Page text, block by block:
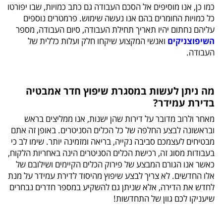
כמו כן, אנו מוסיפים אל הסכם העבודה גם כתב כמויות, שבו יפורטו
כל כמויות החומרים בהם אנו נעשה שימוש. פרמטרים נוספים
עליהם נחתום יהיו תאריך תחילת העבודה, סיום העבודה, מספר
השיפוצניקים ואנשי המקצוע שיקחו חלק ועלות כללית של
העבודה.
מה ניתן לעשות במסגרת שיפוץ חדר אמבטיה
בדירת עמידר?
מאחר ולרוב מדובר על דירות שהן ישנות, אנו ממליצים בראש
ובראשונה לבצע החלפה של כל הכלים הסניטרים. באופן זה אתם
מבטיחים לעצמכם סביבה נקייה, בריאה ומזמינה יותר. שימו לב כי
בעבודות מסוג זה, רכישת הכלים הסניטרים הינה באחריות הלקוח,
כאשר אנו הגורם המבצע של פירוק הכלים הקיימים ושילובם של
אלו החדשים. לא צריך לבצע שיפוץ מהיסוד לדירת עמידר על מנת
לחדש את הדירה, אלא שניתן גם להשקיע במספר חדרים נבחרים
שיעניקו לכם גוון של התחדשות!